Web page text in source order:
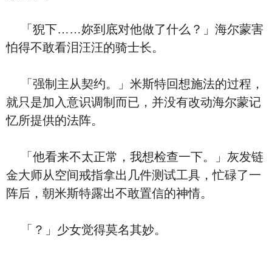
「猊下……妳到底对他做了什么？」海尔蒙害
怕得不敢看泪汪汪的骑士长。
「强制主从契约。」米斯特回想施法的过程，
就只是加入意识调制而已，并没有改动海尔蒙记
忆所提供的法阵。
「他看来不太正常，我想检查一下。」灰发链
金大师从空间戒指拿出几件测试工具，忙碌了一
阵后，朝米斯特露出不敢置信的神情。
「？」少女觉得莫名其妙。